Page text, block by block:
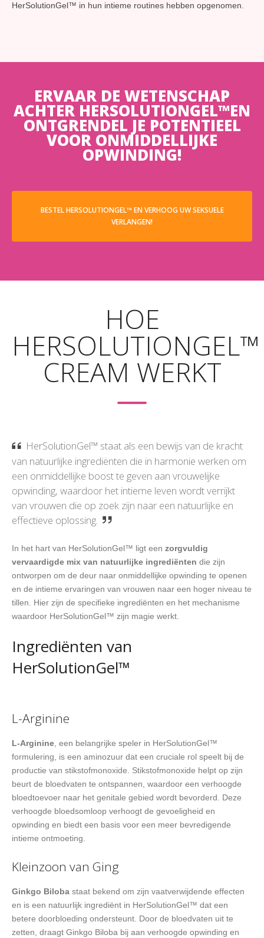
HerSolutionGel™ in hun intieme routines hebben opgenomen.
ERVAAR DE WETENSCHAP
ACHTER HERSOLUTIONGEL™EN
ONTGRENDEL JE POTENTIEEL
VOOR ONMIDDELLIJKE
OPWINDING!
BESTEL HERSOLUTIONGEL™ EN VERHOOG UW SEKSUELE
VERLANGEN!
HOE
HERSOLUTIONGEL™
CREAM WERKT
HerSolutionGel™ staat als een bewijs van de kracht
van natuurlijke ingrediënten die in harmonie werken om
een onmiddellijke boost te geven aan vrouwelijke
opwinding, waardoor het intieme leven wordt verrijkt
van vrouwen die op zoek zijn naar een natuurlijke en
effectieve oplossing.
In het hart van HerSolutionGel™ ligt een zorgvuldig
vervaardigde mix van natuurlijke ingrediënten die zijn
ontworpen om de deur naar onmiddellijke opwinding te openen
en de intieme ervaringen van vrouwen naar een hoger niveau te
tillen. Hier zijn de specifieke ingrediënten en het mechanisme
waardoor HerSolutionGel™ zijn magie werkt.
Ingrediënten van
HerSolutionGel™
L-Arginine
L-Arginine, een belangrijke speler in HerSolutionGel™
formulering, is een aminozuur dat een cruciale rol speelt bij de
productie van stikstofmonoxide. Stikstofmonoxide helpt op zijn
beurt de bloedvaten te ontspannen, waardoor een verhoogde
bloedtoevoer naar het genitale gebied wordt bevorderd. Deze
verhoogde bloedsomloop verhoogt de gevoeligheid en
opwinding en biedt een basis voor een meer bevredigende
intieme ontmoeting.
Kleinzoon van Ging
Ginkgo Biloba staat bekend om zijn vaatverwijdende effecten
en is een natuurlijk ingrediënt in HerSolutionGel™ dat een
betere doorbloeding ondersteunt. Door de bloedvaten uit te
zetten, draagt Ginkgo Biloba bij aan verhoogde opwinding en